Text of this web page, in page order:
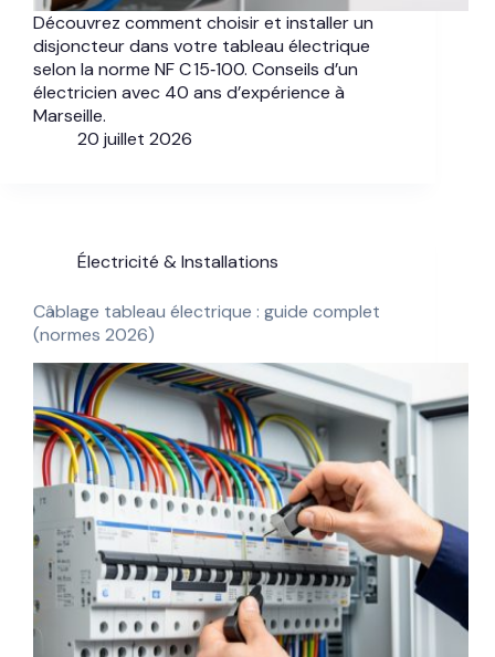
Découvrez comment choisir et installer un
disjoncteur dans votre tableau électrique
selon la norme NF C 15‑100. Conseils d’un
électricien avec 40 ans d’expérience à
Marseille.
20 juillet 2026
Électricité & Installations
Câblage tableau électrique : guide complet
(normes 2026)